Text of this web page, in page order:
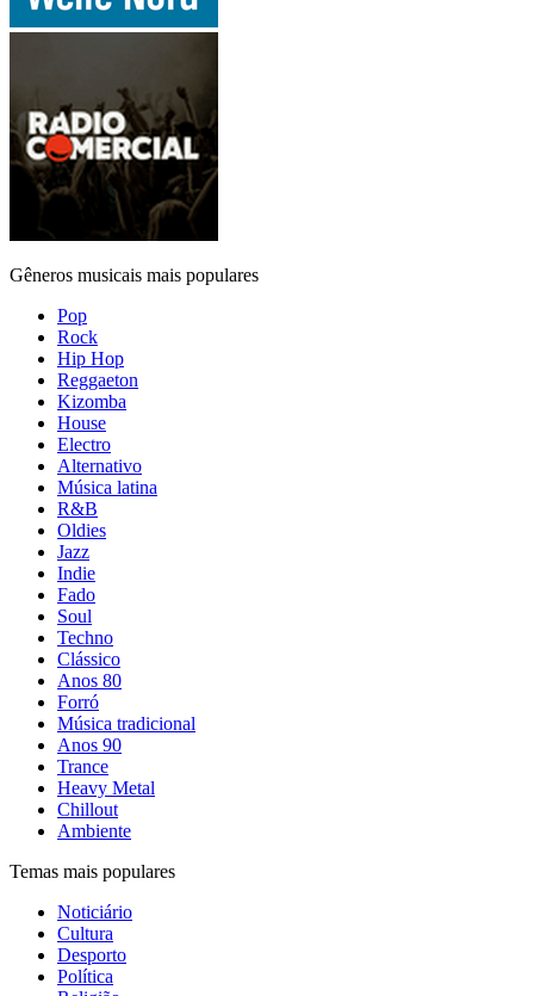
Gêneros musicais mais populares
Pop
Rock
Hip Hop
Reggaeton
Kizomba
House
Electro
Alternativo
Música latina
R&B
Oldies
Jazz
Indie
Fado
Soul
Techno
Clássico
Anos 80
Forró
Música tradicional
Anos 90
Trance
Heavy Metal
Chillout
Ambiente
Temas mais populares
Noticiário
Cultura
Desporto
Política